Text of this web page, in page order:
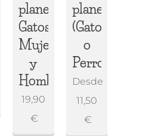
planes
Gatos/Perros
Mujer
y
Hombre
19,90
€
planes
(Gatos
o
Perros)
Desde
11,50
€